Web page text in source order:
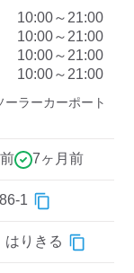
以上
10:00～21:00
10:00～21:00
10:00～21:00
10:00～21:00
ラーカーポート
7ヶ月前
1
はりきる